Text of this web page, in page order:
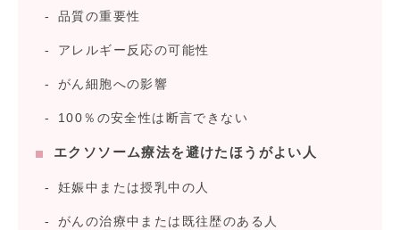
品質の重要性
アレルギー反応の可能性
がん細胞への影響
100％の安全性は断言できない
エクソソーム療法を避けたほうがよい人
妊娠中または授乳中の人
がんの治療中または既往歴のある人